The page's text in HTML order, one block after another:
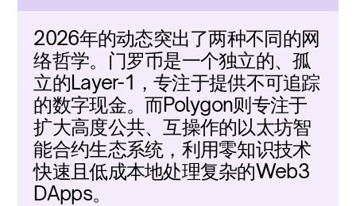
2026年的动态突出了两种不同的网
络哲学。门罗币是一个独立的、孤
立的Layer-1，专注于提供不可追踪
的数字现金。而Polygon则专注于
扩大高度公共、互操作的以太坊智
能合约生态系统，利用零知识技术
快速且低成本地处理复杂的Web3
DApps。